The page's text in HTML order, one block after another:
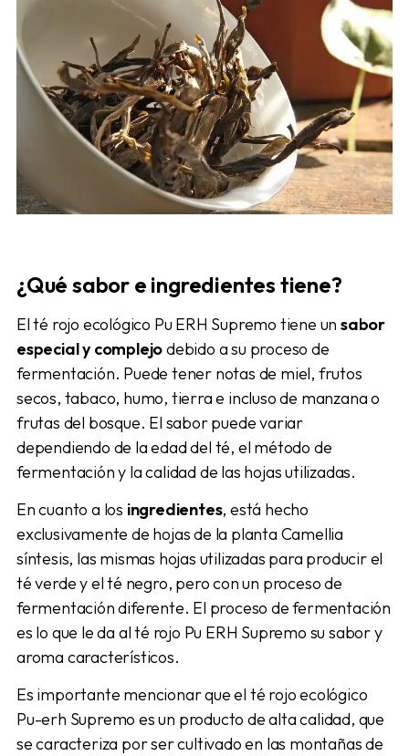
¿Qué sabor e ingredientes tiene?
El té rojo ecológico Pu ERH Supremo tiene un sabor
especial y complejodebido a su proceso de
fermentación. Puede tener notas de miel, frutos
secos, tabaco, humo, tierra e incluso de manzana o
frutas del bosque. El sabor puede variar
dependiendo de la edad del té, el método de
fermentación y la calidad de las hojas utilizadas.
En cuanto a los ingredientes, está hecho
exclusivamente de hojas de la planta Camellia
síntesis, las mismas hojas utilizadas para producir el
té verde y el té negro, pero con un proceso de
fermentación diferente. El proceso de fermentación
es lo que le da al té rojo Pu ERH Supremo su sabor y
aroma característicos.
Es importante mencionar que el té rojo ecológico
Pu-erh Supremo es un producto de alta calidad, que
se caracteriza por ser cultivado en las montañas de